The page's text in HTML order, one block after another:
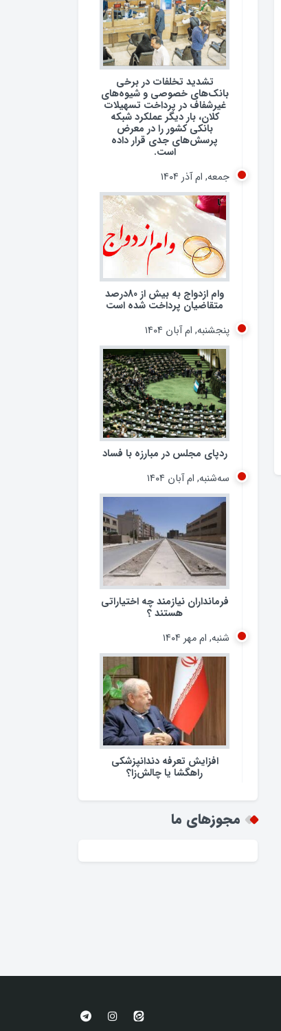
تشدید تخلفات در برخی
بانک‌های خصوصی و شیوه‌های
غیرشفاف در پرداخت تسهیلات
کلان، بار دیگر عملکرد شبکه
بانکی کشور را در معرض
پرسش‌های جدی قرار داده
است.
جمعه, ام آذر ۱۴۰۴
وام ازدواج به بیش از 80درصد
متقاضیان پرداخت شده است
پنجشنبه, ام آبان ۱۴۰۴
ردپای مجلس در مبارزه با فساد
سه‌شنبه, ام آبان ۱۴۰۴
فرمانداران نیازمند چه اختیاراتی
هستند ؟
شنبه, ام مهر ۱۴۰۴
افزایش تعرفه دندانپزشکی
راهگشا یا چالش‌زا؟
مجوزهای ما